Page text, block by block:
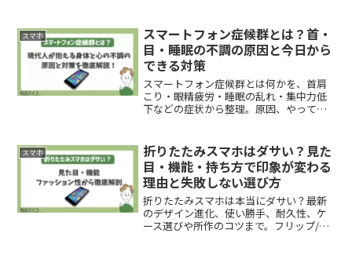
解説します。
スマホ
スマートフォン症候群とは？首・
目・睡眠の不調の原因と今日から
できる対策
スマートフォン症候群とは何かを、首肩
こり・眼精疲労・睡眠の乱れ・集中力低
下などの症状から整理。原因、やっては
い形で解説します。
スマホ
折りたたみスマホはダサい？見た
目・機能・持ち方で印象が変わる
理由と失敗しない選び方
折りたたみスマホは本当にダサい？最新
のデザイン進化、使い勝手、耐久性、ケ
ース選びや所作のコツまで。フリップ/ブ